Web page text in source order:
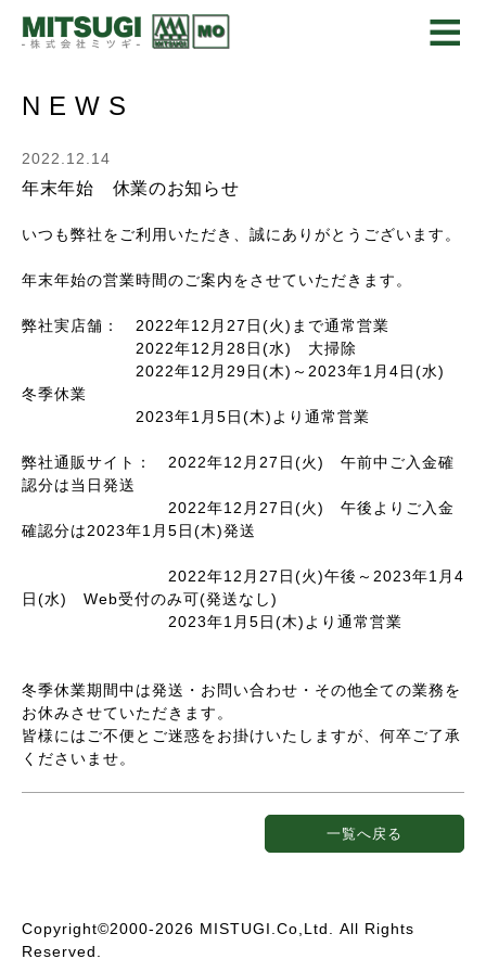
金物・建具金物・建築金物のことなら
NEWS
2022.12.14
年末年始 休業のお知らせ
いつも弊社をご利用いただき、誠にありがとうございます。
年末年始の営業時間のご案内をさせていただきます。
弊社実店舗： 2022年12月27日(火)まで通常営業
2022年12月28日(水) 大掃除
2022年12月29日(木)～2023年1月4日(水)
冬季休業
2023年1月5日(木)より通常営業
弊社通販サイト： 2022年12月27日(火) 午前中ご入金確
認分は当日発送
2022年12月27日(火) 午後よりご入金
確認分は2023年1月5日(木)発送
2022年12月27日(火)午後～2023年1月4
日(水) Web受付のみ可(発送なし)
2023年1月5日(木)より通常営業
冬季休業期間中は発送・お問い合わせ・その他全ての業務を
お休みさせていただきます。
皆様にはご不便とご迷惑をお掛けいたしますが、何卒ご了承
くださいませ。
一覧へ戻る
Copyright©2000-2026 MISTUGI.Co,Ltd. All Rights
Reserved.